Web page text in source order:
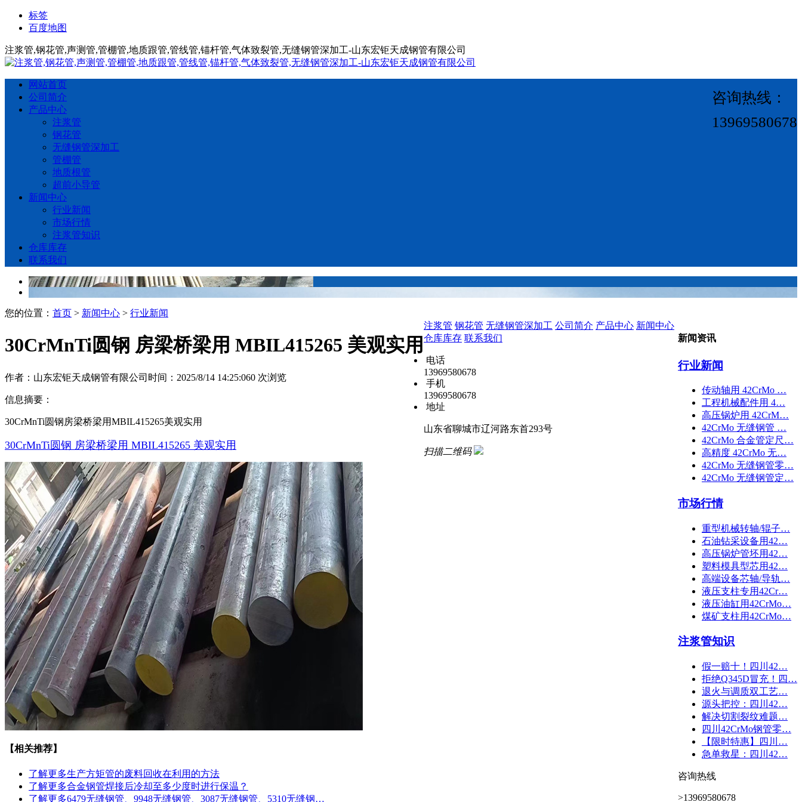
标签
百度地图
注浆管,钢花管,声测管,管棚管,地质跟管,管线管,锚杆管,气体致裂管,无缝钢管深加工-山东宏钜天成钢管有限公司
咨询热线：
13969580678
网站首页
公司简介
产品中心
注浆管
钢花管
无缝钢管深加工
管棚管
地质根管
超前小导管
新闻中心
行业新闻
市场行情
注浆管知识
仓库库存
联系我们
您的位置： 首页 > 新闻中心 > 行业新闻
新闻资讯
行业新闻
传动轴用 42CrMo …
工程机械配件用 4…
高压锅炉用 42CrM…
42CrMo 无缝钢管 …
42CrMo 合金管定尺…
高精度 42CrMo 无…
42CrMo 无缝钢管零…
42CrMo 无缝钢管定…
市场行情
重型机械转轴/辊子…
石油钻采设备用42…
高压锅炉管坯用42…
塑料模具型芯用42…
高端设备芯轴/导轨…
液压支柱专用42Cr…
液压油缸用42CrMo…
煤矿支柱用42CrMo…
注浆管知识
假一赔十！四川42…
拒绝Q345D冒充！四…
退火与调质双工艺…
源头把控：四川42…
解决切割裂纹难题…
四川42CrMo钢管零…
【限时特惠】四川…
急单救星：四川42…
咨询热线
>13969580678
30CrMnTi圆钢 房梁桥梁用 MBIL415265 美观实用
作者：山东宏钜天成钢管有限公司 时间：2025/8/14 14:25:060 次浏览
信息摘要：
30CrMnTi圆钢房梁桥梁用MBIL415265美观实用
30CrMnTi圆钢 房梁桥梁用 MBIL415265 美观实用
【相关推荐】
了解更多生产方矩管的废料回收在利用的方法
了解更多合金钢管焊接后冷却至多少度时进行保温？
了解更多6479无缝钢管、9948无缝钢管、3087无缝钢管、5310无缝钢…
注浆管 钢花管 无缝钢管深加工 公司简介 产品中心 新闻中心
仓库库存 联系我们
电话
13969580678
手机
13969580678
地址
山东省聊城市辽河路东首293号
扫描二维码